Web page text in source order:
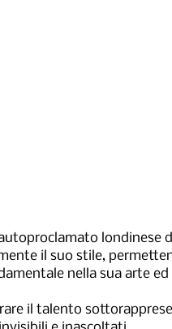
londinese
il suo stile,
nella sua arte ed
il talento